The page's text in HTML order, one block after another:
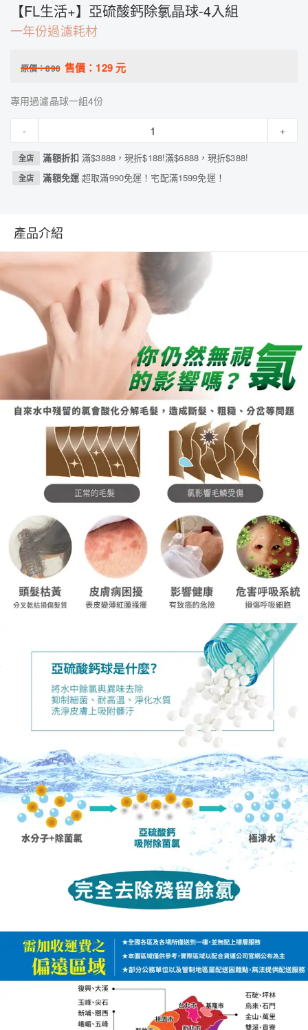
【FL生活+】亞硫酸鈣除氯晶球-4入組
一年份過濾耗材
原價：890 售價： 129元
專用過濾晶球一組4份
- +
全店 滿額折扣滿$3888，現折$188!滿$6888，現折$388!
全店 滿額免運超取滿990免運！宅配滿1599免運！
產品介紹